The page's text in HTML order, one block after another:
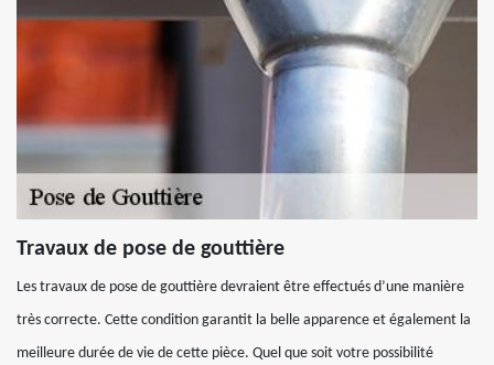
Travaux de pose de gouttière
Les travaux de pose de gouttière devraient être effectués d’une manière
très correcte. Cette condition garantit la belle apparence et également la
meilleure durée de vie de cette pièce. Quel que soit votre possibilité